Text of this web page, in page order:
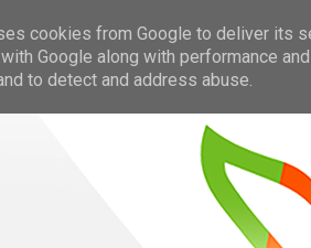
cookies from Google to deliver its
Google along with performance
to detect and address abuse.